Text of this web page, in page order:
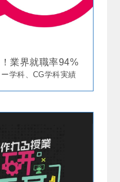
業界就職率94%
学科、CG学科実績